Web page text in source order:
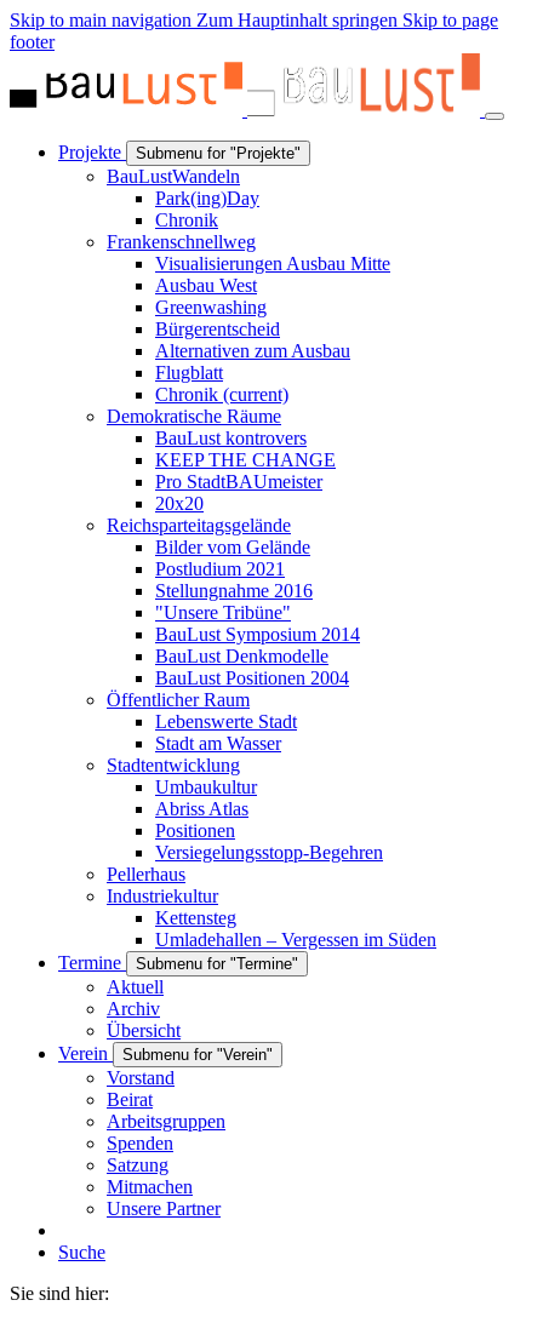
Skip to main navigation Zum Hauptinhalt springen Skip to page
footer
Projekte Submenu for "Projekte"
BauLustWandeln
Park(ing)Day
Chronik
Frankenschnellweg
Visualisierungen Ausbau Mitte
Ausbau West
Greenwashing
Bürgerentscheid
Alternativen zum Ausbau
Flugblatt
Chronik (current)
Demokratische Räume
BauLust kontrovers
KEEP THE CHANGE
Pro StadtBAUmeister
20x20
Reichsparteitagsgelände
Bilder vom Gelände
Postludium 2021
Stellungnahme 2016
"Unsere Tribüne"
BauLust Symposium 2014
BauLust Denkmodelle
BauLust Positionen 2004
Öffentlicher Raum
Lebenswerte Stadt
Stadt am Wasser
Stadtentwicklung
Umbaukultur
Abriss Atlas
Positionen
Versiegelungsstopp-Begehren
Pellerhaus
Industriekultur
Kettensteg
Umladehallen – Vergessen im Süden
Termine
Submenu for "Termine"
Aktuell
Archiv
Übersicht
Verein
Submenu for "Verein"
Vorstand
Beirat
Arbeitsgruppen
Spenden
Satzung
Mitmachen
Unsere Partner
Suche
Sie sind hier: